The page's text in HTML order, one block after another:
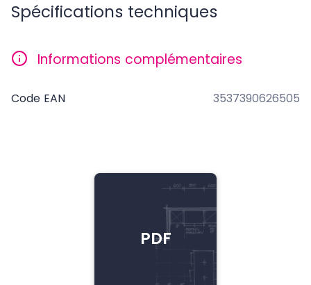
Spécifications techniques
Informations complémentaires
Code EAN 3537390626505
PDF